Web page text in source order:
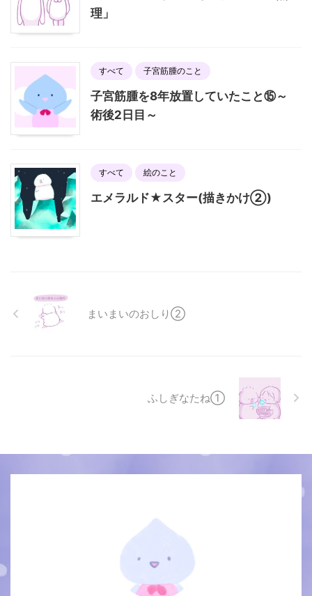
理」
すべて 子宮筋腫のこと
子宮筋腫を8年放置していたこと⑮～
術後2日目～
すべて 絵のこと
エメラルド★スター(描きかけ②)
まいまいのおしり②
ふしぎなたね①